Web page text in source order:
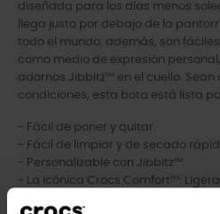
diseñada para los días menos
llega justo por debajo de la
todo el mundo; además, son
como medio de expresión
adornos Jibbitz™ en el cuello. Sean
condiciones, esta bota está lista
- Fácil de poner y quitar.
- Fácil de limpiar y de secado
- Personalizable con Jibbitz™.
- La icónica Crocs Comfort™: